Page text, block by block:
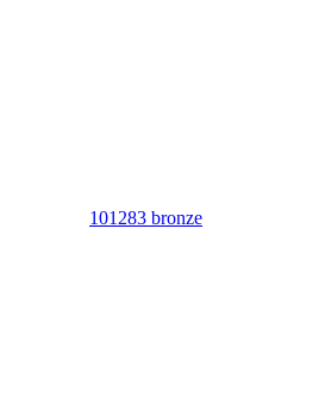
101283 bronze